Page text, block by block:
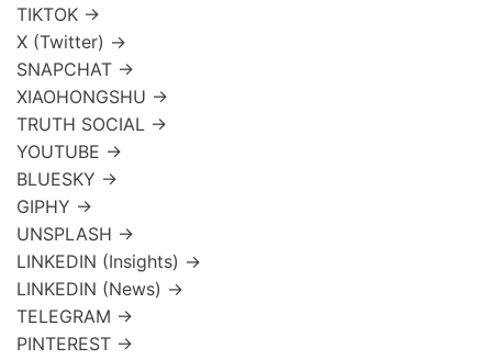
TIKTOK →
X (Twitter) →
SNAPCHAT →
XIAOHONGSHU →
TRUTH SOCIAL →
YOUTUBE →
BLUESKY →
GIPHY →
UNSPLASH →
LINKEDIN (Insights) →
LINKEDIN (News) →
TELEGRAM →
PINTEREST →